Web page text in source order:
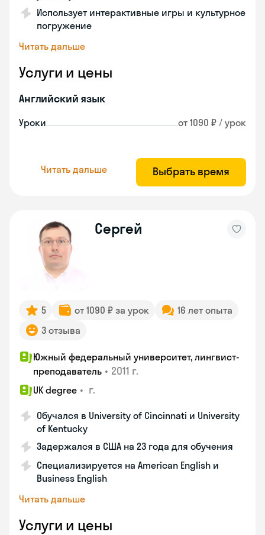
Использует интерактивные игры и культурное
погружение
Читать дальше
Услуги и цены
Английский язык
Уроки от 1090 ₽ / урок
Читать дальше Выбрать время
Сергей
5 от 1090 ₽ за урок
16 лет опыта
3 отзыва
Южный федеральный университет, лингвист-
преподаватель • 2011 г.
UK degree • г.
Обучался в University of Cincinnati и University
of Kentucky
Задержался в США на 23 года для обучения
Специализируется на American English и
Business English
Читать дальше
Услуги и цены